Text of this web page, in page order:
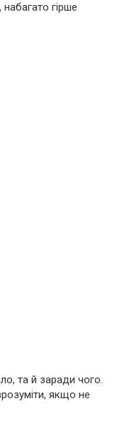
гірше
та й заради чого.
якщо не